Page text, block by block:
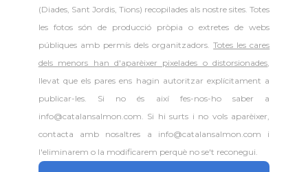
(Diades, Sant Jordis, Tions) recopilades als nostre sites. Totes
les fotos són de producció pròpia o extretes de webs
públiques amb permís dels organitzadors.Totes les cares
dels menors han d'aparèixer pixelades o distorsionades,
llevat que els pares ens hagin autoritzar explícitament a
publicar-les. Si no és així fes-nos-ho saber a
info@catalansalmon.com. Si hi surts i no vols aparèixer,
contacta amb nosaltres a info@catalansalmon.com i
l'eliminarem o la modificarem perquè no se't reconegui.